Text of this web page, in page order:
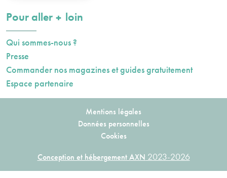
Pour aller plusloin
Qui sommes-nous ?
Presse
Commander nos magazines et guides gratuitement
Espace partenaire
Mentions légales
Données personnelles
Cookies
Conception et hébergement AXN 2023-2026